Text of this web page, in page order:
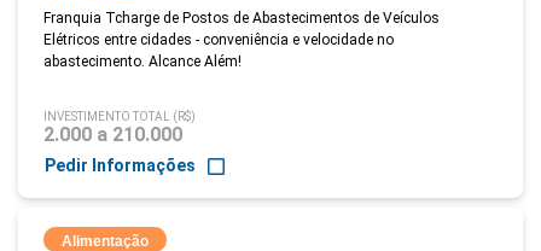
Franquia Tcharge de Postos de Abastecimentos de Veículos
Elétricos entre cidades - conveniência e velocidade no
abastecimento. Alcance Além!
INVESTIMENTO TOTAL (R$)
2.000 a 210.000
Pedir Informações
Alimentação